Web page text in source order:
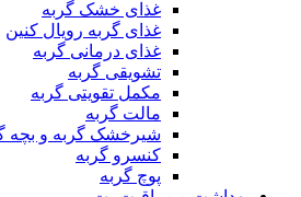
غذای خشک گربه
غذای گربه رویال کنین
غذای درمانی گربه
تشویقی گربه
مکمل تقویتی گربه
مالت گربه
شیرخشک گربه و بچه
کنسرو گربه
پوچ گربه